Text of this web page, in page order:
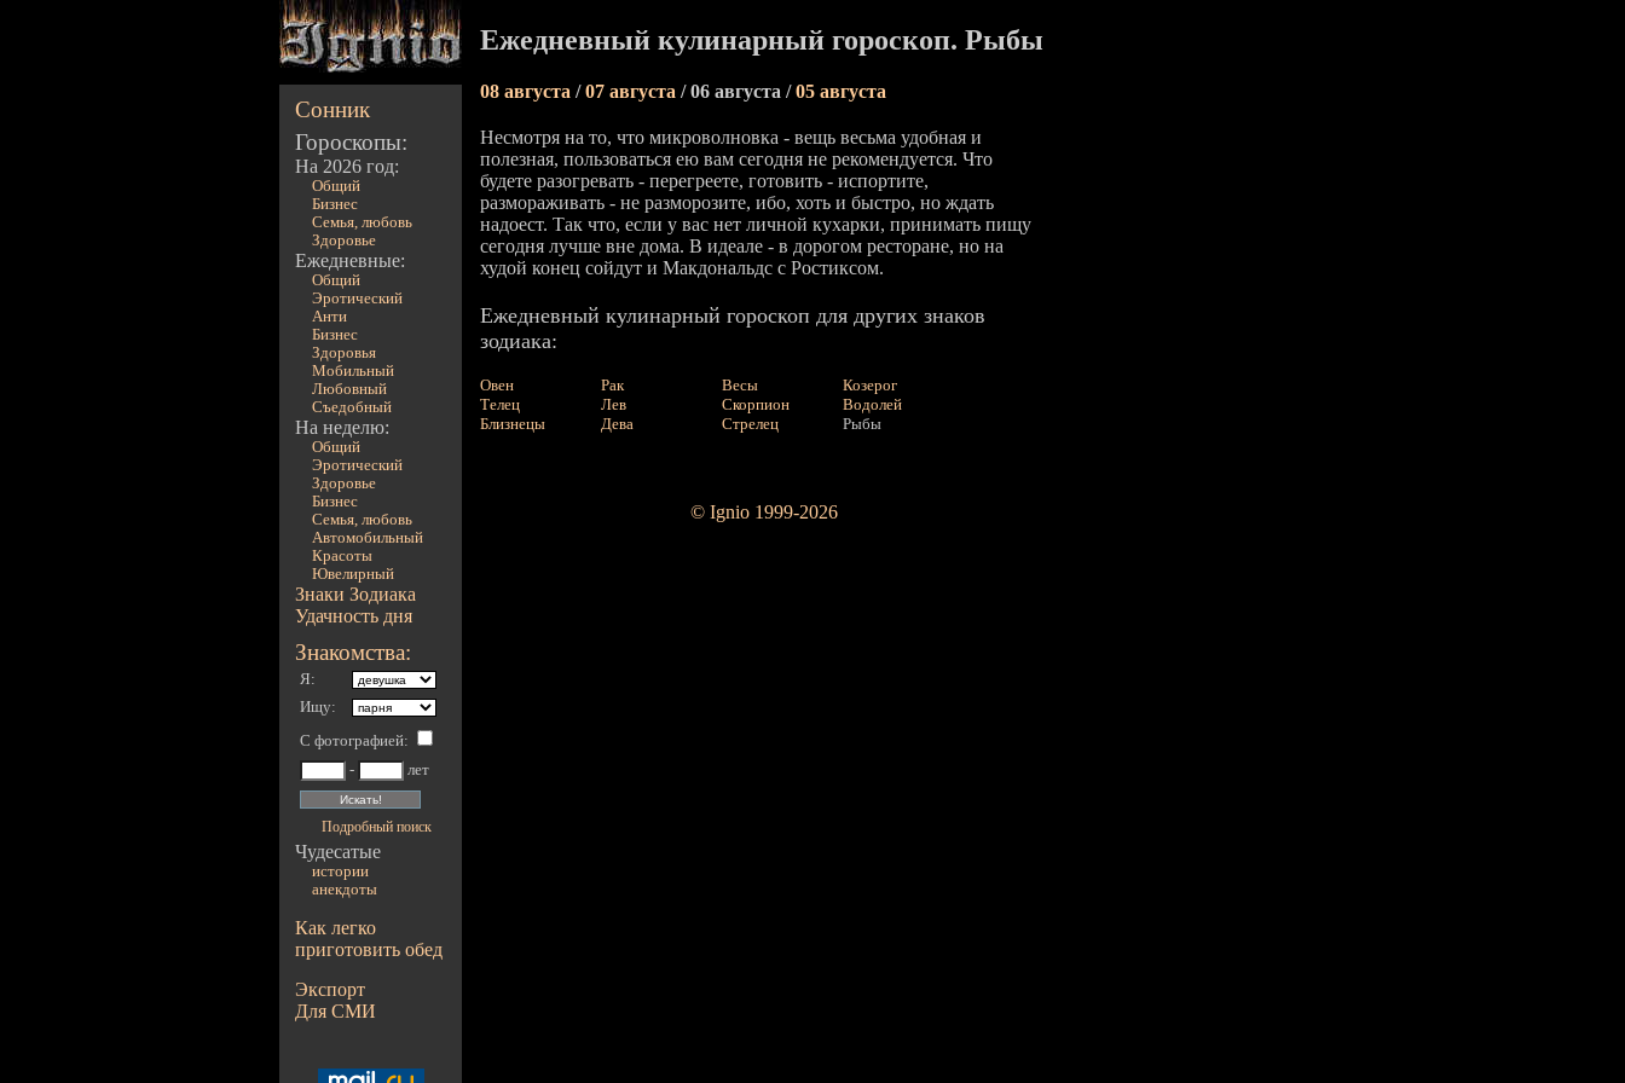
Сонник
Гороскопы:
На 2026 год:
Общий
Бизнес
Семья, любовь
Здоровье
Ежедневные:
Общий
Эротический
Анти
Бизнес
Здоровья
Мобильный
Любовный
Съедобный
На неделю:
Общий
Эротический
Здоровье
Бизнес
Семья, любовь
Автомобильный
Красоты
Ювелирный
Знаки Зодиака
Удачность дня
Знакомства:
Я:
Ищу:
С фотографией:
-
лет
Подробный поиск
Чудесатые
истории
анекдоты
Как легко
приготовить обед
Экспорт
Для СМИ
Ежедневный кулинарный гороскоп. Рыбы
08 августа /07 августа / 06 августа /05 августа
Несмотря на то, что микроволновка - вещь весьма удобная и
полезная, пользоваться ею вам сегодня не рекомендуется. Что
будете разогревать - перегреете, готовить - испортите,
размораживать - не разморозите, ибо, хоть и быстро, но ждать
надоест. Так что, если у вас нет личной кухарки, принимать пищу
сегодня лучше вне дома. В идеале - в дорогом ресторане, но на
худой конец сойдут и Макдональдс с Ростиксом.
Ежедневный кулинарный гороскоп для других знаков
зодиака:
Овен
Телец
Близнецы
Рак
Лев
Дева
Весы
Скорпион
Стрелец
Козерог
Водолей
Рыбы
© Ignio 1999-2026